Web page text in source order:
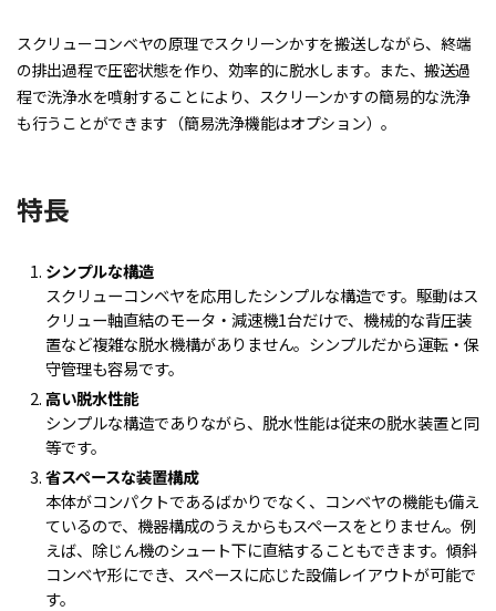
スクリューコンベヤの原理でスクリーンかすを搬送しながら、終端
の排出過程で圧密状態を作り、効率的に脱水します。また、搬送過
程で洗浄水を噴射することにより、スクリーンかすの簡易的な洗浄
も行うことができます（簡易洗浄機能はオプション）。
特長
シンプルな構造
スクリューコンベヤを応用したシンプルな構造です。駆動はス
クリュー軸直結のモータ・減速機1台だけで、機械的な背圧装
置など複雑な脱水機構がありません。シンプルだから運転・保
守管理も容易です。
高い脱水性能
シンプルな構造でありながら、脱水性能は従来の脱水装置と同
等です。
省スペースな装置構成
本体がコンパクトであるばかりでなく、コンベヤの機能も備え
ているので、機器構成のうえからもスペースをとりません。例
えば、除じん機のシュート下に直結することもできます。傾斜
コンベヤ形にでき、スペースに応じた設備レイアウトが可能で
す。